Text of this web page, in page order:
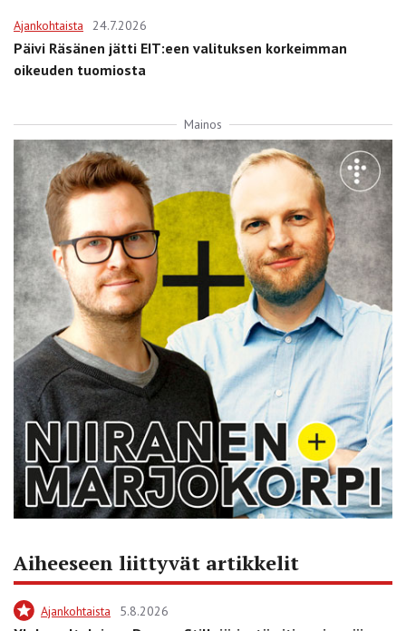
Ajankohtaista 24.7.2026
Päivi Räsänen jätti EIT:een valituksen korkeimman
oikeuden tuomiosta
Mainos
Aiheeseen liittyvät artikkelit
Ajankohtaista 5.8.2026